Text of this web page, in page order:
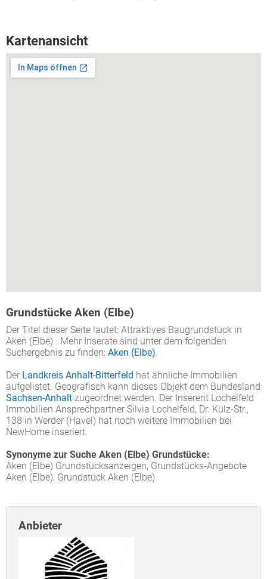
Kartenansicht
Grundstücke Aken (Elbe)
Der Titel dieser Seite lautet: Attraktives Baugrundstück in
Aken (Elbe) . Mehr Inserate sind unter dem folgenden
Suchergebnis zu finden: Aken (Elbe).
Der Landkreis Anhalt-Bitterfeld hat ähnliche Immobilien
aufgelistet. Geografisch kann dieses Objekt dem Bundesland
Sachsen-Anhalt zugeordnet werden. Der Inserent Lochelfeld
Immobilien Ansprechpartner Silvia Lochelfeld, Dr. Külz-Str.,
138 in Werder (Havel) hat noch weitere Immobilien bei
NewHome inseriert.
Synonyme zur Suche Aken (Elbe) Grundstücke:
Aken (Elbe) Grundstücksanzeigen, Grundstücks-Angebote
Aken (Elbe), Grundstück Aken (Elbe)
Anbieter